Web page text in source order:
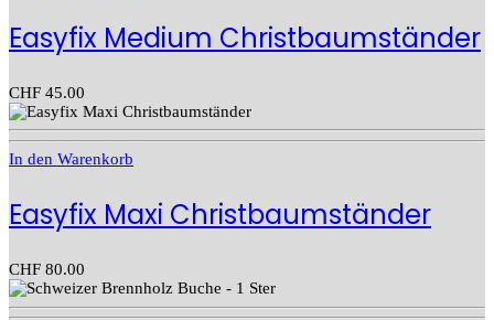
Easyfix Medium Christbaumständer
CHF 45.00
In den Warenkorb
Easyfix Maxi Christbaumständer
CHF 80.00